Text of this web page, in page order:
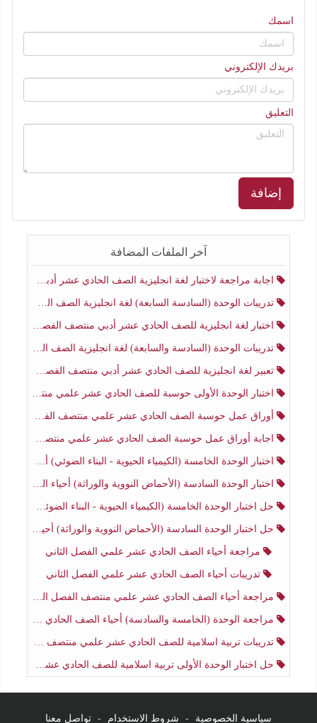
اسمك
بريدك الإلكتروني
التعليق
إضافة
آخر الملفات المضافة
اجابة مراجعة لاختبار لغة انجليزية الصف الحادي عشر أدبي منتصف الفصل الثاني
تدريبات الوحدة (السادسة السابعة) لغة انجليزية الصف الحادي عشر أدبي منتصف الفصل الثاني
اختبار لغة انجليزية للصف الحادي عشر أدبي منتصف الفصل الثاني
تدريبات الوحدة (السادسة والسابعة) لغة انجليزية الصف الحادي عشر أدبي الفصل الثاني
تعبير لغة انجليزية للصف الحادي عشر أدبي منتصف الفصل الثاني
اختبار الوحدة الأولى حوسبة للصف الحادي عشر علمي منتصف الفصل الثاني
أوراق عمل حوسبة الصف الحادي عشر علمي منتصف الفصل الثاني
اجابة أوراق عمل حوسبة الصف الحادي عشر علمي منتصف الفصل الثاني
اختبار الوحدة الخامسة (الكيمياء الحيوية - البناء الضوئي) أحياء الصف الحادي عشر علمي الفصل الثاني
اختبار الوحدة السادسة (الأحماض النووية والوراثة) أحياء الصف الحادي عشر علمي منتصف الفصل الثاني
حل اختبار الوحدة الخامسة (الكيمياء الحيوية - البناء الضوئي) أحياء الصف الحادي عشر علمي الفصل الثاني
حل اختبار الوحدة السادسة (الأحماض النووية والوراثة) أحياء الصف الحادي عشر علمي منتصف الفصل الثاني
مراجعة أحياء الصف الحادي عشر علمي الفصل الثاني
تدريبات أحياء الصف الحادي عشر علمي الفصل الثاني
مراجعة أحياء الصف الحادي عشر علمي منتصف الفصل الثاني
مراجعة الوحدة (الخامسة والسادسة) أحياء الصف الحادي عشر علمي منتصف الفصل الثاني
تدريبات تربية اسلامية للصف الحادي عشر علمي منتصف الفصل الثاني
حل اختبار الوحدة الأولى تربية اسلامية للصف الحادي عشر علمي منتصف الفصل الثاني
سياسية الخصوصية - شروط الاستخدام - تواصل معنا